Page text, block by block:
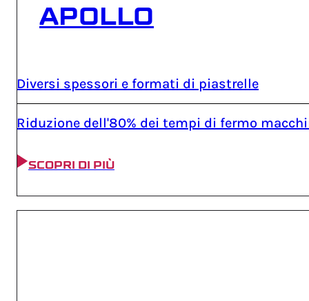
APOLLO
Diversi spessori e formati di piastrelle
Riduzione dell'80% dei tempi di fermo
SCOPRI DI PIÙ